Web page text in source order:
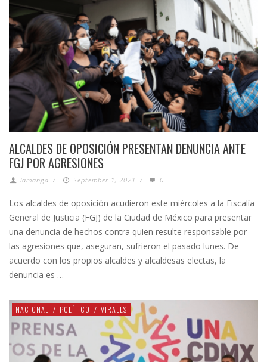
ALCALDES DE OPOSICIÓN PRESENTAN DENUNCIA ANTE
FGJ POR AGRESIONES
lamanga / September 1, 2021 / 0
Los alcaldes de oposición acudieron este miércoles a la Fiscalía
General de Justicia (FGJ) de la Ciudad de México para presentar
una denuncia de hechos contra quien resulte responsable por
las agresiones que, aseguran, sufrieron el pasado lunes. De
acuerdo con los propios alcaldes y alcaldesas electas, la
denuncia es …
NACIONAL / POLÍTICO / VIRALES